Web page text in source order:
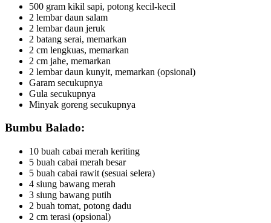
500 gram kikil sapi, potong kecil-kecil
2 lembar daun salam
2 lembar daun jeruk
2 batang serai, memarkan
2 cm lengkuas, memarkan
2 cm jahe, memarkan
2 lembar daun kunyit, memarkan (opsional)
Garam secukupnya
Gula secukupnya
Minyak goreng secukupnya
Bumbu Balado:
10 buah cabai merah keriting
5 buah cabai merah besar
5 buah cabai rawit (sesuai selera)
4 siung bawang merah
3 siung bawang putih
2 buah tomat, potong dadu
2 cm terasi (opsional)